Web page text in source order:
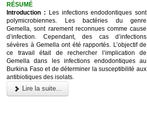
RÉSUMÉ
Introduction : Les infections endodontiques sont
polymicrobiennes. Les bactéries du genre
Gemella, sont rarement reconnues comme cause
d’infection. Cependant, des cas d’infections
sévères à Gemella ont été rapportés. L’objectif de
ce travail était de rechercher l’implication de
Gemella dans les infections endodontiques au
Burkina Faso et de déterminer la susceptibilité aux
antibiotiques des isolats.
Lire la suite...